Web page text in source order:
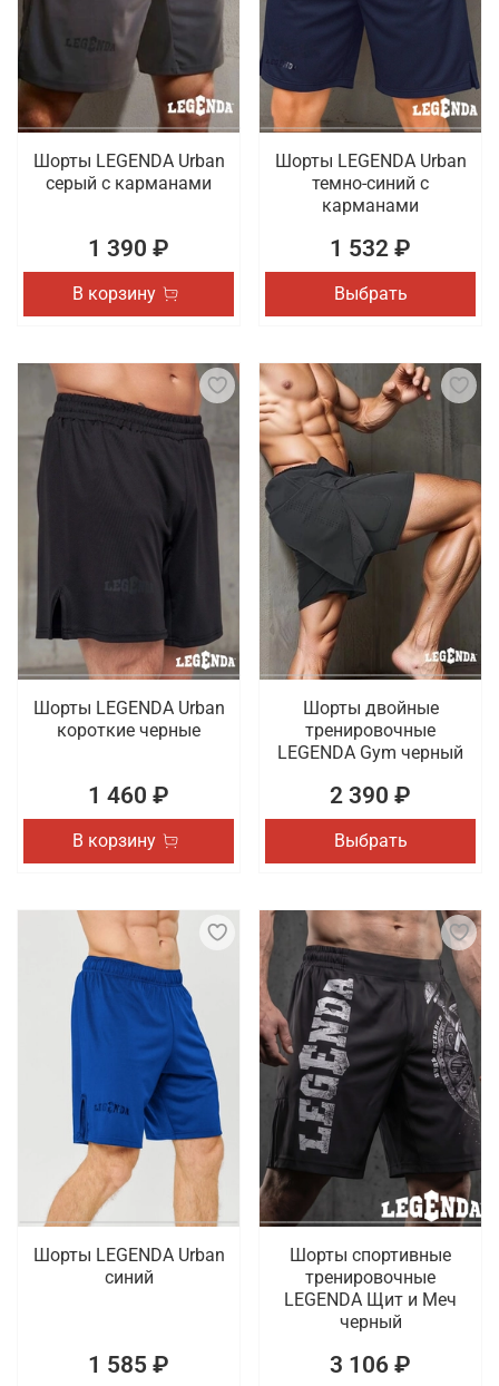
тренировок. Осуществляется оперативная
доставка покупок, оформленных в онлайн режиме,
по Балашихе.
Шорты LEGENDA Urban
серый c карманами
1 390 ₽
В корзину
Шорты LEGENDA Urban
темно-синий с
карманами
1 532 ₽
Выбрать
Шорты LEGENDA Urban
короткие черные
1 460 ₽
В корзину
Шорты двойные
тренировочные
LEGENDA Gym черный
2 390 ₽
Выбрать
Шорты LEGENDA Urban
синий
1 585 ₽
Шорты спортивные
тренировочные
LEGENDA Щит и Меч
черный
3 106 ₽